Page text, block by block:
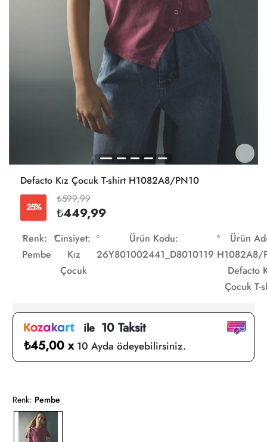
Defacto Kız Çocuk T-shirt H1082A8/PN10
25%
₺599,99
₺449,99
Renk:
Pembe
Cinsiyet:
Kız
Çocuk
Ürün Kodu:
26Y801002441_D8010119
Ürün
H1082A8/
Defacto
Çocuk T-
ile10 Taksit
₺45,00 x 10 Ayda ödeyebilirsiniz.
Renk: Pembe